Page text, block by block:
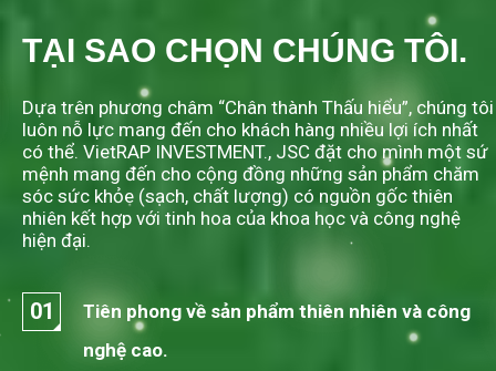
TẠI SAO CHỌN CHÚNG TÔI.
Dựa trên phương châm “Chân thành Thấu hiểu”, chúng tôi
luôn nỗ lực mang đến cho khách hàng nhiều lợi ích nhất
có thể. VietRAP INVESTMENT., JSC đặt cho mình một sứ
mệnh mang đến cho cộng đồng những sản phẩm chăm
sóc sức khỏe (sạch, chất lượng) có nguồn gốc thiên
nhiên kết hợp với tinh hoa của khoa học và công nghệ
hiện đại.
01
Tiên phong về sản phẩm thiên nhiên và công
nghệ cao.